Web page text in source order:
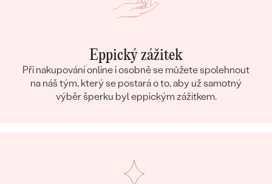
Eppický zážitek
Při nakupování online i osobně se můžete spolehnout
na náš tým, který se postará o to, aby už samotný
výběr šperku byl eppickým zážitkem.